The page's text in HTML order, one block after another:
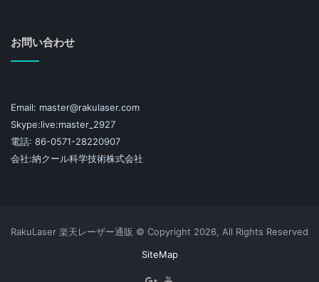
お問い合わせ
Email: master@rakulaser.com
Skype:live:master_2927
電話: 86-0571-28220907
会社:納クール科学技術株式会社
RakuLaser 楽天レーザー通販 © Copyright 2026, All Rights Reserved
SiteMap